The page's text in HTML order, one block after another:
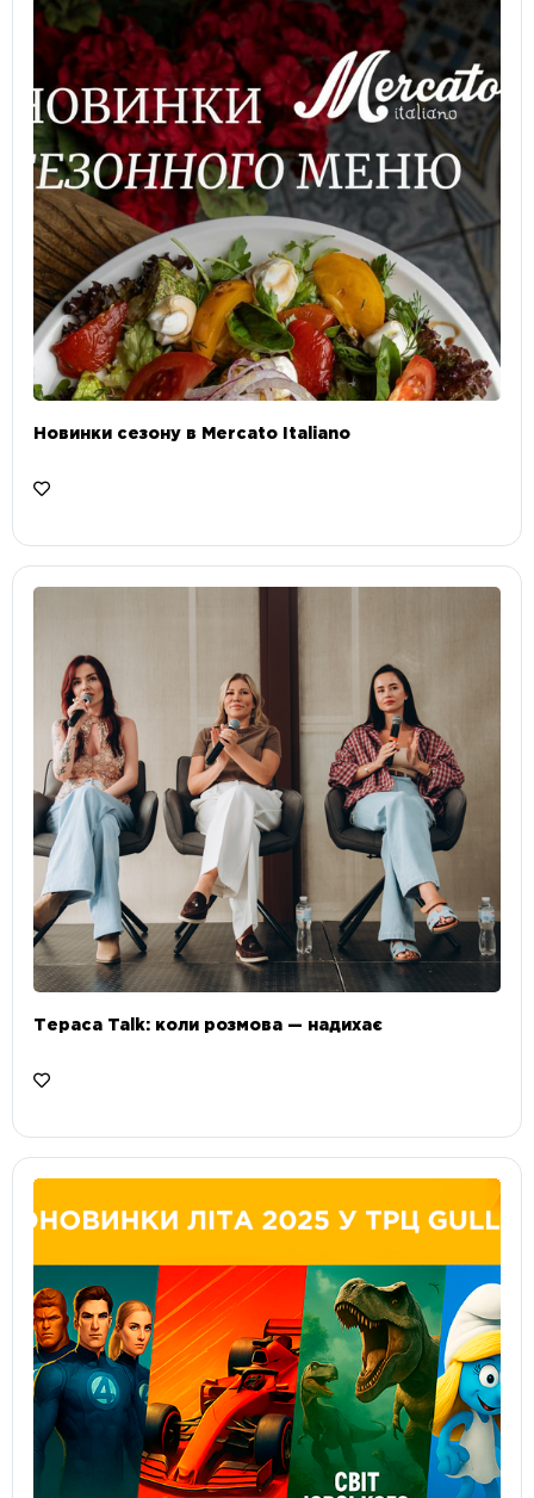
Новинки сезону в Mercato Italiano
Тераса Talk: коли розмова — надихає